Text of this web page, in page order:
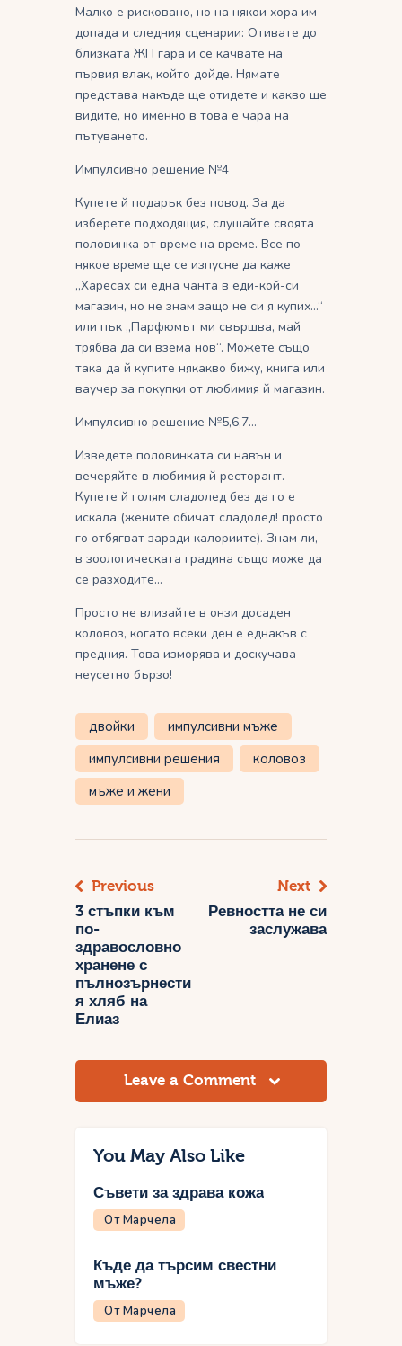
Малко е рисковано, но на някои хора им
допада и следния сценарии: Отивате до
близката ЖП гара и се качвате на
първия влак, който дойде. Нямате
представа накъде ще отидете и какво ще
видите, но именно в това е чара на
пътуването.
Импулсивно решение №4
Купете й подарък без повод. За да
изберете подходящия, слушайте своята
половинка от време на време. Все по
някое време ще се изпусне да каже
„Харесах си една чанта в еди-кой-си
магазин, но не знам защо не си я купих…“
или пък „Парфюмът ми свършва, май
трябва да си взема нов“. Можете също
така да й купите някакво бижу, книга или
ваучер за покупки от любимия й магазин.
Импулсивно решение №5,6,7…
Изведете половинката си навън и
вечеряйте в любимия й ресторант.
Купете й голям сладолед без да го е
искала (жените обичат сладолед! просто
го отбягват заради калориите). Знам ли,
в зоологическата градина също може да
се разходите…
Просто не влизайте в онзи досаден
коловоз, когато всеки ден е еднакъв с
предния. Това изморява и доскучава
неусетно бързо!
двойки
импулсивни мъже
импулсивни решения
коловоз
мъже и жени
Навигация
Previous
3 стъпки към
по-
здравословно
хранене с
пълнозърнести
я хляб на
Елиаз
Next
Ревността не си
заслужава
Leave a Comment
You May Also Like
Съвети за здрава кожа
От Марчела
Къде да търсим свестни
мъже?
От Марчела